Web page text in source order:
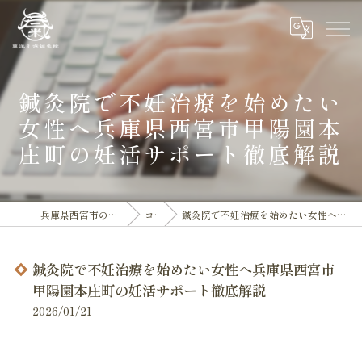
鍼灸院で不妊治療を始めたい
女性へ兵庫県西宮市甲陽園本
庄町の妊活サポート徹底解説
兵庫県西宮市の鍼灸院なら東洋えき鍼灸院 コラム 鍼灸院で不妊治療を始めたい女性へ兵庫県西宮市甲陽園本庄町の妊活サポート徹底解説
鍼灸院で不妊治療を始めたい女性へ兵庫県西宮市
甲陽園本庄町の妊活サポート徹底解説
2026/01/21